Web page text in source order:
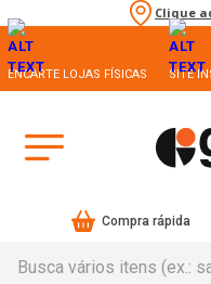
Clique
ENCARTE LOJAS FÍSICAS SITE
Compra rápida